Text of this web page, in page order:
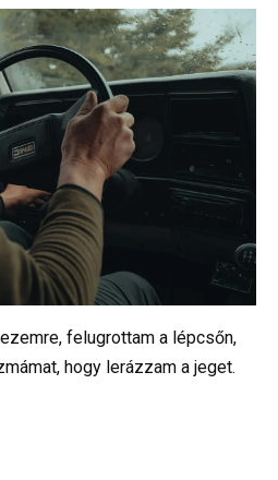
felugrottam a lépcsőn,
hogy lerázzam a jeget.